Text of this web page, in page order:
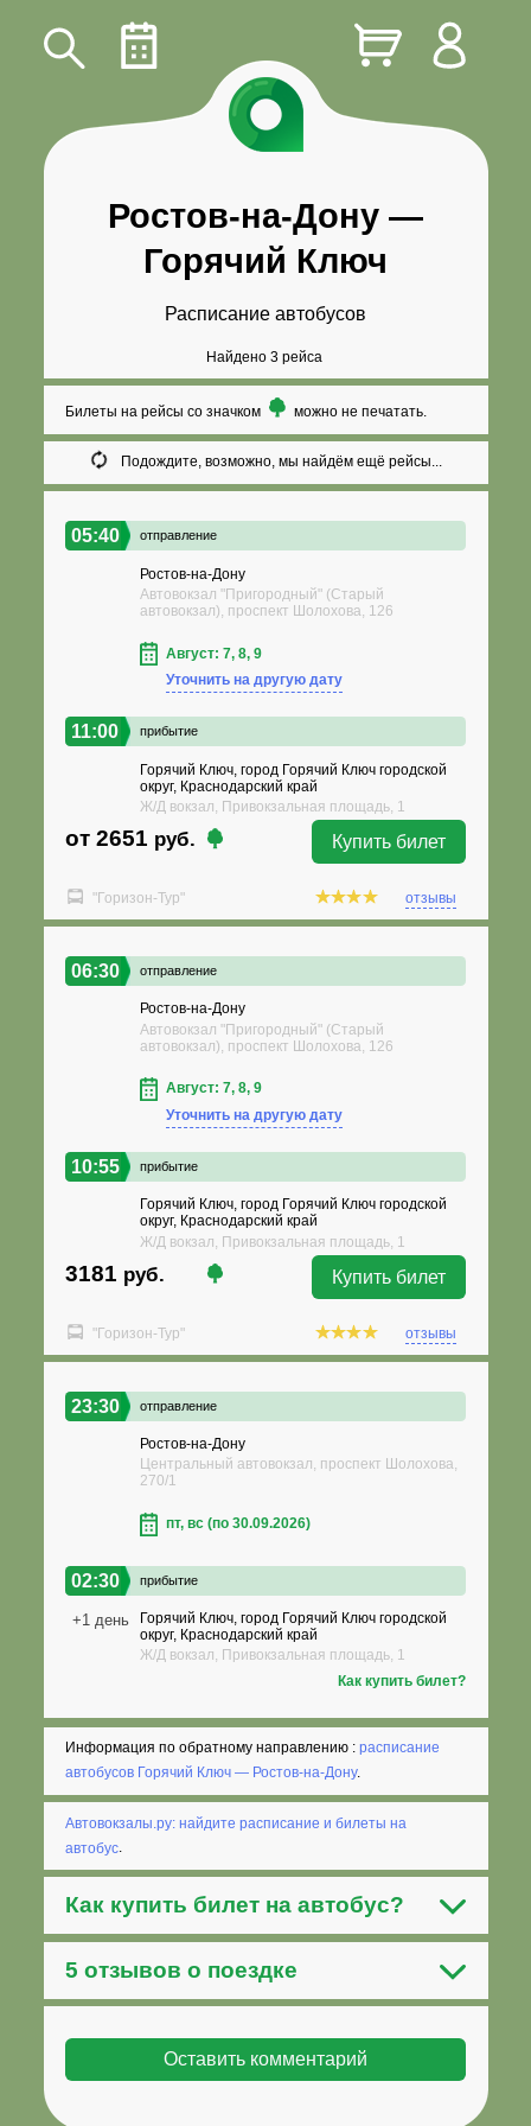
Ростов-на-Дону —
Горячий Ключ
Расписание автобусов
Найдено 3 рейса
Билеты на рейсы со значком можно не печатать.
Подождите, возможно, мы найдём ещё рейсы...
05:40 отправление
Ростов-на-Дону
Автовокзал "Пригородный" (Старый
автовокзал), проспект Шолохова, 126
Август: 7, 8, 9
Уточнить на другую дату
11:00 прибытие
Горячий Ключ, город Горячий Ключ городской
округ, Краснодарский край
Ж/Д вокзал, Привокзальная площадь, 1
от 2651 руб. Купить билет
"Горизон-Тур" отзывы
06:30 отправление
Ростов-на-Дону
Автовокзал "Пригородный" (Старый
автовокзал), проспект Шолохова, 126
Август: 7, 8, 9
Уточнить на другую дату
10:55 прибытие
Горячий Ключ, город Горячий Ключ городской
округ, Краснодарский край
Ж/Д вокзал, Привокзальная площадь, 1
3181 руб. Купить билет
"Горизон-Тур" отзывы
23:30 отправление
Ростов-на-Дону
Центральный автовокзал, проспект Шолохова,
270/1
пт, вс (по 30.09.2026)
02:30 прибытие
+1 день
Горячий Ключ, город Горячий Ключ городской
округ, Краснодарский край
Ж/Д вокзал, Привокзальная площадь, 1
Как купить билет?
Информация по обратному направлению :расписание
автобусов Горячий Ключ — Ростов-на-Дону.
Автовокзалы.ру: найдите расписание и билеты на
автобус.
Как купить билет на автобус?
5 отзывов о поездке